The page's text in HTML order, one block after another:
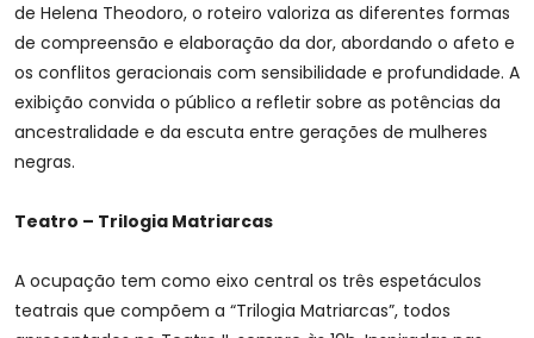
de Helena Theodoro, o roteiro valoriza as diferentes formas
de compreensão e elaboração da dor, abordando o afeto e
os conflitos geracionais com sensibilidade e profundidade. A
exibição convida o público a refletir sobre as potências da
ancestralidade e da escuta entre gerações de mulheres
negras.
Teatro – Trilogia Matriarcas
A ocupação tem como eixo central os três espetáculos
teatrais que compõem a “Trilogia Matriarcas”, todos